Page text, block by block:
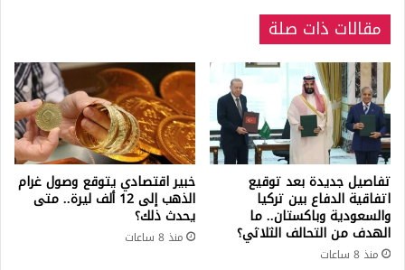
مقالات ذات صلة
تفاصيل جديدة بعد توقيع
اتفاقية الدفاع بين تركيا
والسعودية وباكستان.. ما
الهدف من التحالف الثلاثي؟
منذ 8 ساعات
خبير اقتصادي يتوقع وصول غرام
الذهب إلى 12 ألف ليرة.. متى
يحدث ذلك؟
منذ 8 ساعات